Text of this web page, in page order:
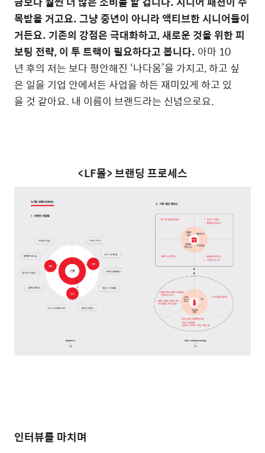
목받을 거고요. 그냥 중년이 아니라 액티브한 시니어들이
거든요. 기존의 강점은 극대화하고, 새로운 것을 위한 피
보팅 전략, 이 투 트랙이 필요하다고 봅니다. 아마 10
년 후의 저는 보다 평안해진 ‘나다움’을 가지고, 하고 싶
은 일을 기업 안에서든 사업을 하든 재미있게 하고 있
을 것 같아요. 내 이름이 브랜드라는 신념으로요.
<LF몰> 브랜딩 프로세스
인터뷰를 마치며